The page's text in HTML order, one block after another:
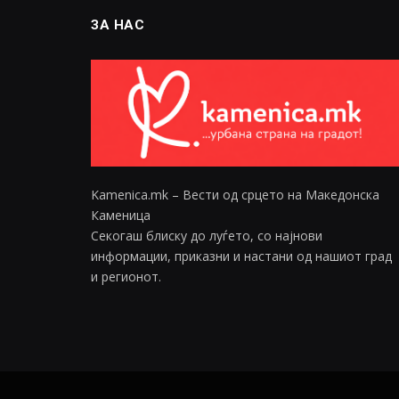
ЗА НАС
Kamenica.mk – Вести од срцето на Македонска
Каменица
Секогаш блиску до луѓето, со најнови
информации, приказни и настани од нашиот град
и регионот.